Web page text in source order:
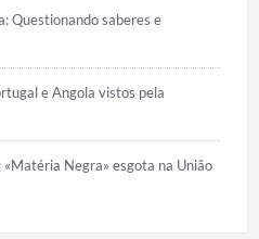
Questionando saberes e
e Angola vistos pela
Negra» esgota na União